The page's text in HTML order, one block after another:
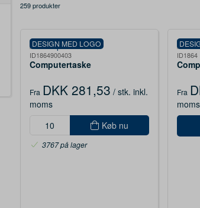
259 produkter
DESIGN MED LOGO
ID1864900403
Computertaske
Fra DKK 281,53 / stk. inkl.
moms
Køb nu
3767 på lager
ID1864
Fra
moms